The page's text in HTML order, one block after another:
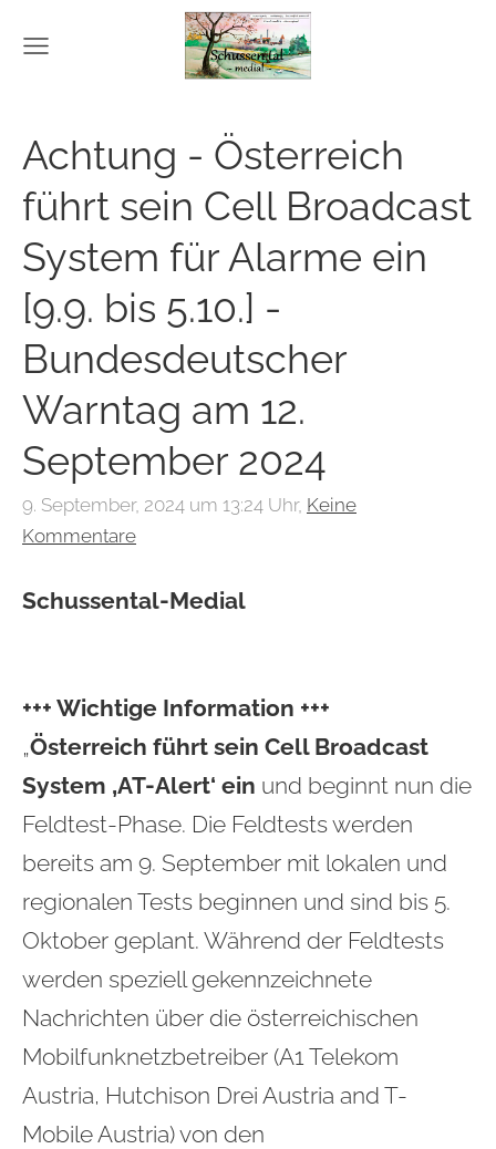
Achtung - Österreich
führt sein Cell Broadcast
System für Alarme ein
[9.9. bis 5.10.] -
Bundesdeutscher
Warntag am 12.
September 2024
9. September, 2024 um 13:24 Uhr, Keine
Kommentare
Schussental-Medial
+++ Wichtige Information +++
„Österreich führt sein Cell Broadcast
System ‚AT-Alert‘ ein und beginnt nun die
Feldtest-Phase. Die Feldtests werden
bereits am 9. September mit lokalen und
regionalen Tests beginnen und sind bis 5.
Oktober geplant. Während der Feldtests
werden speziell gekennzeichnete
Nachrichten über die österreichischen
Mobilfunknetzbetreiber (A1 Telekom
Austria, Hutchison Drei Austria and T-
Mobile Austria) von den